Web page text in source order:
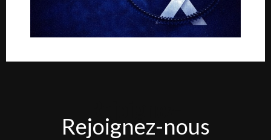
nous
Rejoignez-nous